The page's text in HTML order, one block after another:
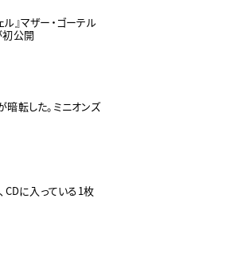
』マザー・ゴーテル
初公開
転した。ミニオンズ
CDに入っている1枚